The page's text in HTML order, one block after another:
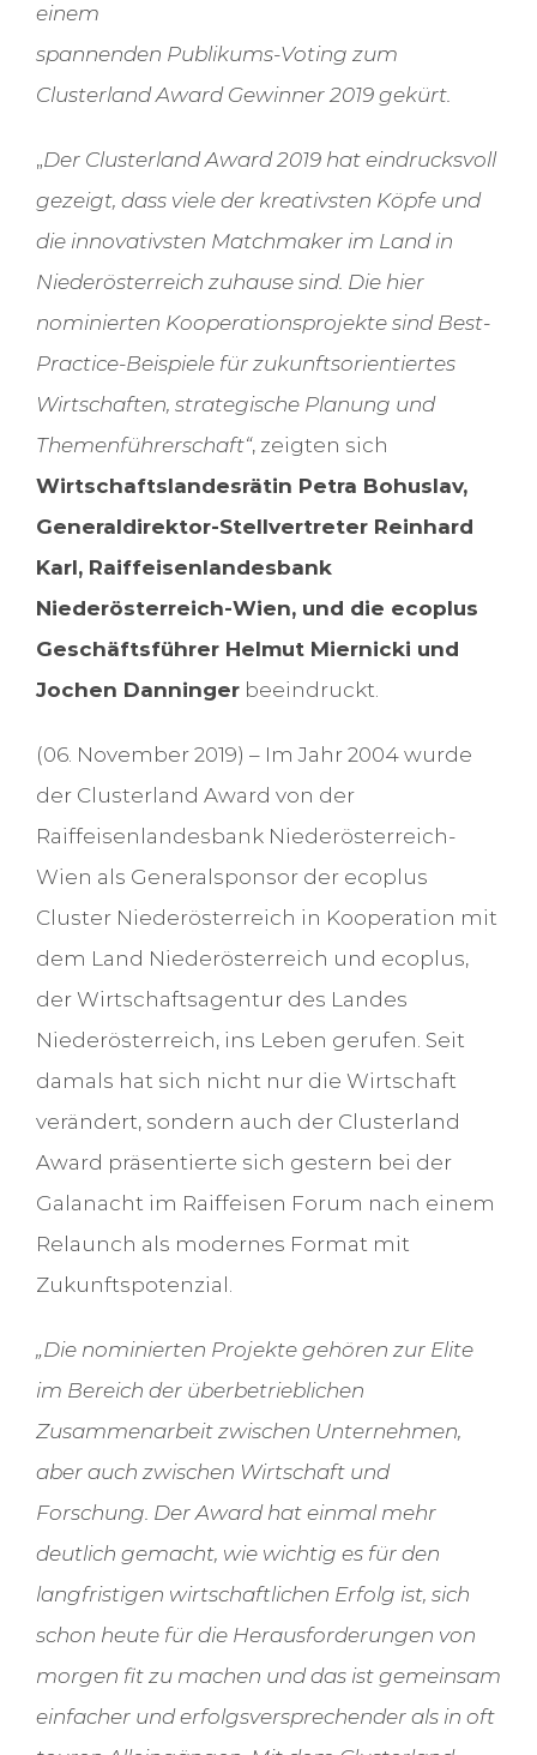
einem
spannenden Publikums-Voting zum
Clusterland Award Gewinner 2019 gekürt.
„Der Clusterland Award 2019 hat eindrucksvoll
gezeigt, dass viele der kreativsten Köpfe und
die innovativsten Matchmaker im Land in
Niederösterreich zuhause sind. Die hier
nominierten Kooperationsprojekte sind Best-
Practice-Beispiele für zukunftsorientiertes
Wirtschaften, strategische Planung und
Themenführerschaft“, zeigten sich
Wirtschaftslandesrätin Petra Bohuslav,
Generaldirektor-Stellvertreter Reinhard
Karl, Raiffeisenlandesbank
Niederösterreich-Wien, und die ecoplus
Geschäftsführer Helmut Miernicki und
Jochen Danningerbeeindruckt.
(06. November 2019) – Im Jahr 2004 wurde
der Clusterland Award von der
Raiffeisenlandesbank Niederösterreich-
Wien als Generalsponsor der ecoplus
Cluster Niederösterreich in Kooperation mit
dem Land Niederösterreich und ecoplus,
der Wirtschaftsagentur des Landes
Niederösterreich, ins Leben gerufen. Seit
damals hat sich nicht nur die Wirtschaft
verändert, sondern auch der Clusterland
Award präsentierte sich gestern bei der
Galanacht im Raiffeisen Forum nach einem
Relaunch als modernes Format mit
Zukunftspotenzial.
„Die nominierten Projekte gehören zur Elite
im Bereich der überbetrieblichen
Zusammenarbeit zwischen Unternehmen,
aber auch zwischen Wirtschaft und
Forschung. Der Award hat einmal mehr
deutlich gemacht, wie wichtig es für den
langfristigen wirtschaftlichen Erfolg ist, sich
schon heute für die Herausforderungen von
morgen fit zu machen und das ist gemeinsam
einfacher und erfolgsversprechender als in oft